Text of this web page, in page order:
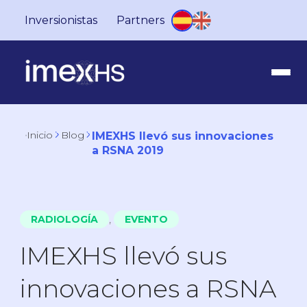
Inversionistas Partners
Inicio Blog
IMEXHS llevó sus innovaciones
a RSNA 2019
RADIOLOGÍA , EVENTO
IMEXHS llevó sus
innovaciones a RSNA